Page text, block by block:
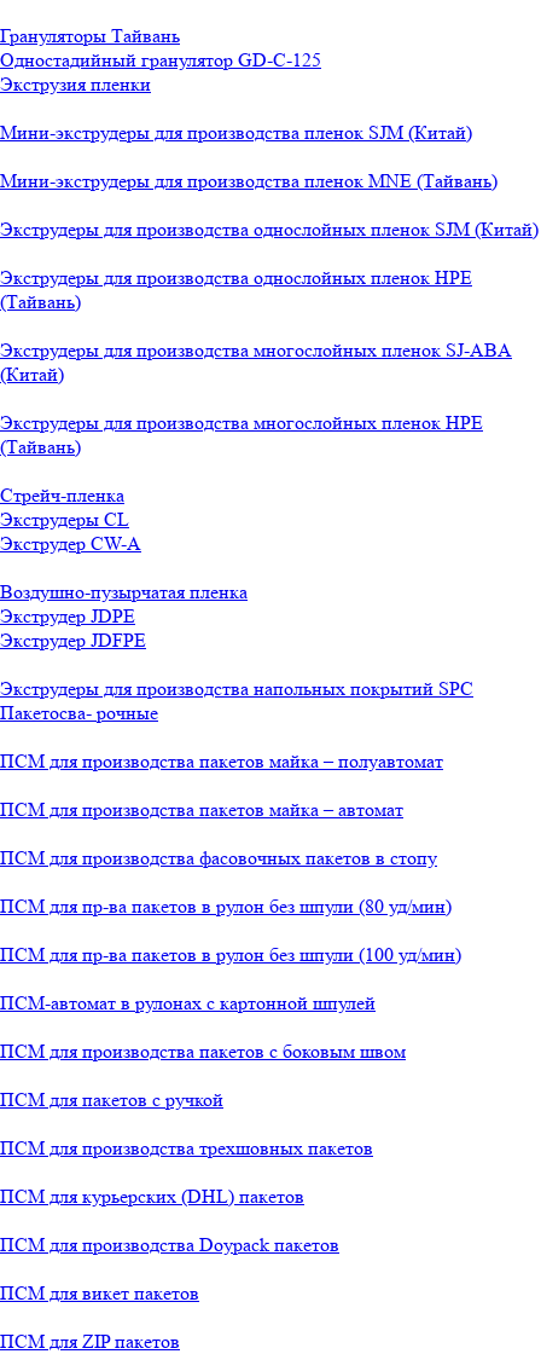
Грануляторы Тайвань
Одностадийный гранулятор GD-C-125
Экструзия пленки
Мини-экструдеры для производства пленок SJM (Китай)
Мини-экструдеры для производства пленок MNE (Тайвань)
Экструдеры для производства однослойных пленок SJM (Китай)
Экструдеры для производства однослойных пленок HPE
(Тайвань)
Экструдеры для производства многослойных пленок SJ-ABA
(Китай)
Экструдеры для производства многослойных пленок HPE
(Тайвань)
Стрейч-пленка
Экструдеры CL
Экструдер CW-A
Воздушно-пузырчатая пленка
Экструдер JDPE
Экструдер JDFPE
Экструдеры для производства напольных покрытий SPC
Пакетосва- рочные
ПСМ для производства пакетов майка – полуавтомат
ПСМ для производства пакетов майка – автомат
ПСМ для производства фасовочных пакетов в стопу
ПСМ для пр-ва пакетов в рулон без шпули (80 уд/мин)
ПСМ для пр-ва пакетов в рулон без шпули (100 уд/мин)
ПСМ-автомат в рулонах с картонной шпулей
ПСМ для производства пакетов с боковым швом
ПСМ для пакетов с ручкой
ПСМ для производства трехшовных пакетов
ПСМ для курьерских (DHL) пакетов
ПСМ для производства Doypack пакетов
ПСМ для викет пакетов
ПСМ для ZIP пакетов